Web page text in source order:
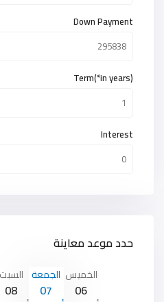
Down Payment
Term(*in years)
Interest
حدد موعد معاينة
الخميس
06
الجمعة
07
السبت
08